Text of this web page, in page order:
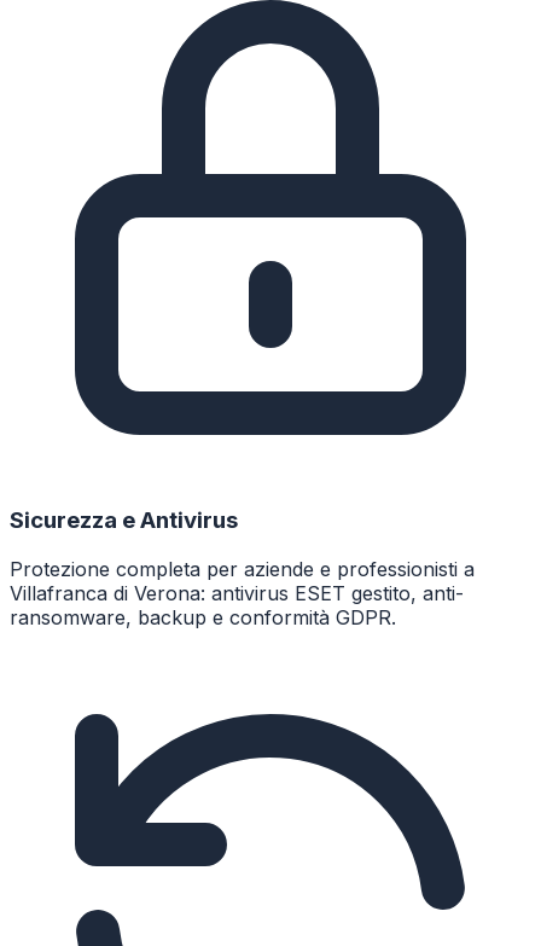
Sicurezza e Antivirus
Protezione completa per aziende e professionisti a
Villafranca di Verona: antivirus ESET gestito, anti-
ransomware, backup e conformità GDPR.